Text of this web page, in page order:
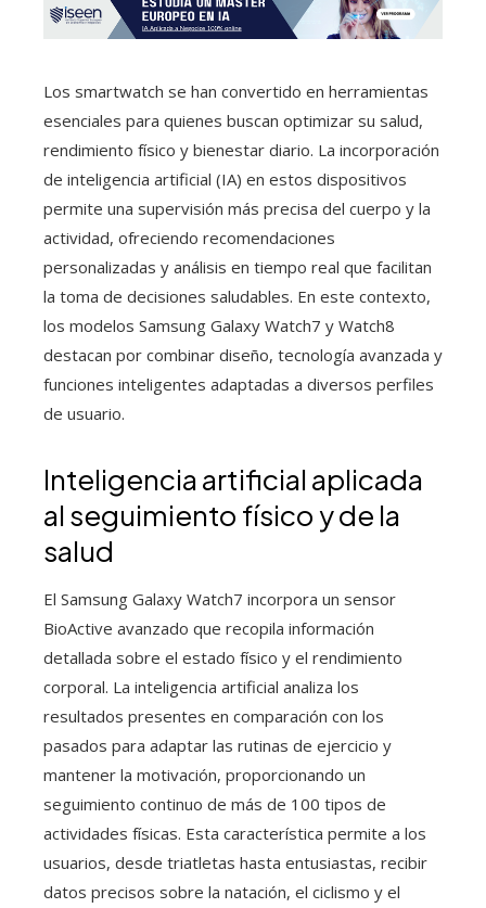
Los smartwatch se han convertido en herramientas
esenciales para quienes buscan optimizar su salud,
rendimiento físico y bienestar diario. La incorporación
de inteligencia artificial (IA) en estos dispositivos
permite una supervisión más precisa del cuerpo y la
actividad, ofreciendo recomendaciones
personalizadas y análisis en tiempo real que facilitan
la toma de decisiones saludables. En este contexto,
los modelos Samsung Galaxy Watch7 y Watch8
destacan por combinar diseño, tecnología avanzada y
funciones inteligentes adaptadas a diversos perfiles
de usuario.
Inteligencia artificial aplicada
al seguimiento físico y de la
salud
El Samsung Galaxy Watch7 incorpora un sensor
BioActive avanzado que recopila información
detallada sobre el estado físico y el rendimiento
corporal. La inteligencia artificial analiza los
resultados presentes en comparación con los
pasados para adaptar las rutinas de ejercicio y
mantener la motivación, proporcionando un
seguimiento continuo de más de 100 tipos de
actividades físicas. Esta característica permite a los
usuarios, desde triatletas hasta entusiastas, recibir
datos precisos sobre la natación, el ciclismo y el